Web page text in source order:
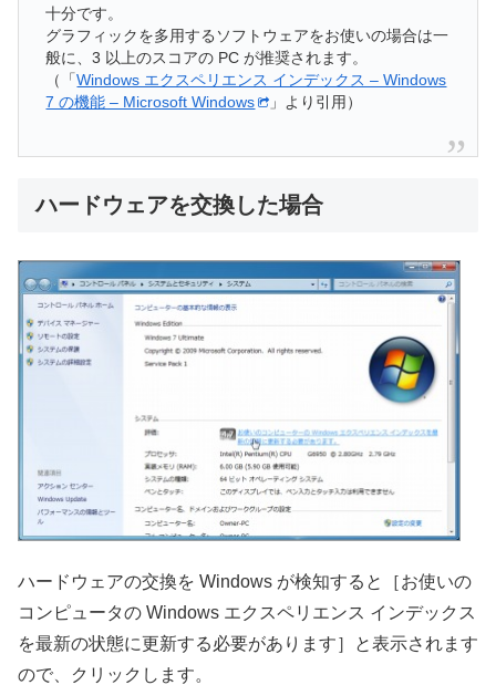
十分です。
グラフィックを多用するソフトウェアをお使いの場合は一
般に、3 以上のスコアの PC が推奨されます。
（「Windows エクスペリエンス インデックス – Windows
7 の機能 – Microsoft Windows
」より引用）
ハードウェアを交換した場合
ハードウェアの交換を Windows が検知すると［お使いの
コンピュータの Windows エクスペリエンス インデックス
を最新の状態に更新する必要があります］と表示されます
ので、クリックします。